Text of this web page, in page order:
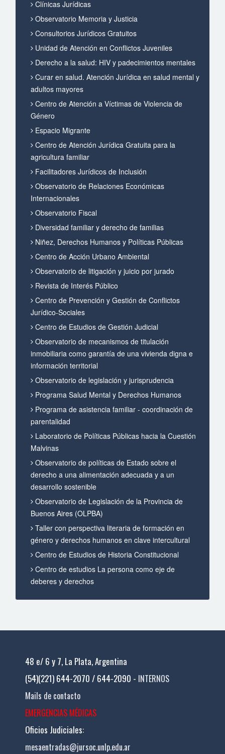
Clínicas Jurídicas
Observatorio Memoria y Justicia
Consultorios Jurídicos Gratuitos
Unidad de Atención en Conflictos Juveniles
Derecho a la salud: HIV y padecimientos mentales
Curar en salud. Atención Jurídica en salud mental y
adultos mayores
Centro de Atención a Víctimas de Violencia de
Género
Espacio Migrante
Centro de Atención Jurídica Gratuita para la
agricultura familiar
Facilitadores Jurídicos de Inclusión
Observatorio de Relaciones Económicas
Internacionales
Observatorio Fiscal
Diversidad familiar y derecho de familias
Niñez, Derechos Humanos y Políticas Públicas
Centro de Acción Urbano Ambiental
Observatorio de litigación y juicio por jurado
Revista de Interés Público
Centro de Prevención y Gestión de Conflictos
Jurídico-Sociales
Centro de Estudios de Gestión Judicial
Observatorio de mecanismos de titulación
inmobiliaria como garantía de una vivienda digna e
información territorial
Observatorio de legislación y jurisprudencia
Programa Salud Mental y Derechos Humanos
Programa de asistencia familiar - coordinación de
parentalidad
Laboratorio de Políticas Públicas hacia la Cuestión
Malvinas
Observatorio de políticas de Estado sobre el
derecho a una alimentación adecuada y a un
desarrollo sostenible
Observatorio de Legislación de la Provincia de
Buenos Aires (OLPBA)
Taller con perspectiva literaria de formación en
género y derechos humanos en clave intercultural
Centro de Estudios de Historia Constitucional
Centro de estudios La persona como eje de
deberes y derechos
48 e/ 6 y 7, La Plata, Argentina
(54)(221) 644-2070 / 644-2090 - INTERNOS
Mails de contacto
EMERGENCIAS MÉDICAS
Oficios Judiciales:
mesaentradas@jursoc.unlp.edu.ar